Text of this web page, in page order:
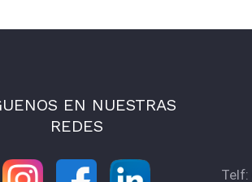
EN NUESTRAS
REDES
Telf: